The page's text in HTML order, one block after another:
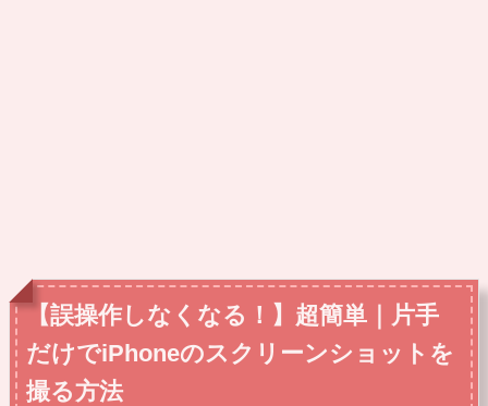
【誤操作しなくなる！】超簡単｜片手
だけでiPhoneのスクリーンショットを
撮る方法